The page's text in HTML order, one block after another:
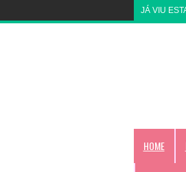
JÁ VIU
HOME